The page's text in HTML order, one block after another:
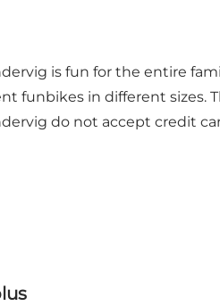
is fun for the entire
funbikes in different sizes.
do not accept credit